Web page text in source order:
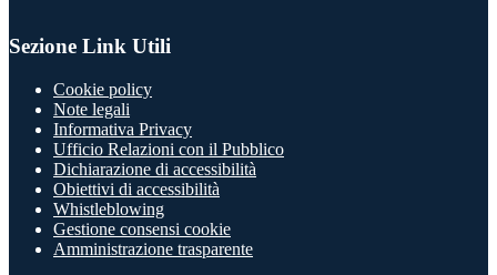
Sezione Link Utili
Cookie policy
Note legali
Informativa Privacy
Ufficio Relazioni con il Pubblico
Dichiarazione di accessibilità
Obiettivi di accessibilità
Whistleblowing
Gestione consensi cookie
Amministrazione trasparente